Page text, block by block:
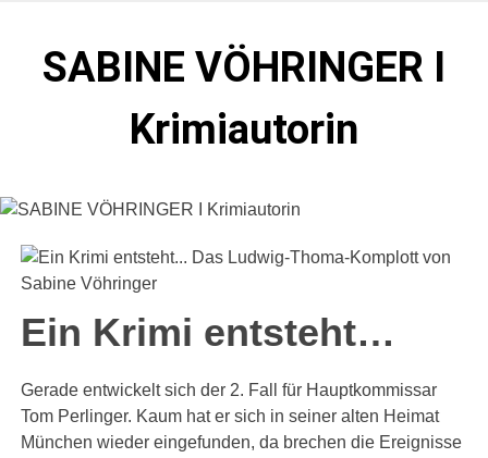
springenSABINE VÖHRINGER I
Krimiautorin
Vordergrund steht. Spielen zentral in der Münchner Altstadt.
Ein Krimi entsteht…
Gerade entwickelt sich der 2. Fall für Hauptkommissar
Tom Perlinger. Kaum hat er sich in seiner alten Heimat
München wieder eingefunden, da brechen die Ereignisse